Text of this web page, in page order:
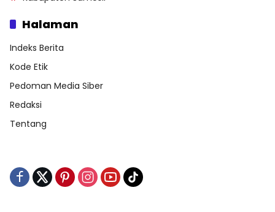
Halaman
Indeks Berita
Kode Etik
Pedoman Media Siber
Redaksi
Tentang